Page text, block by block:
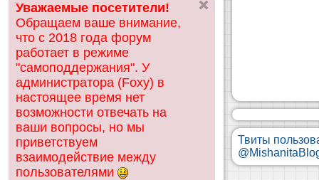
ск
Уважаемые посетители!
Обращаем ваше внимание,
что с 2018 года форум
работает в режиме
"самоподдержания". У
администратора (Foxy) в
настоящее время нет
возможности отвечать на
ваши вопросы, но мы
приветствуем
взаимодействие между
пользователями
Твиты